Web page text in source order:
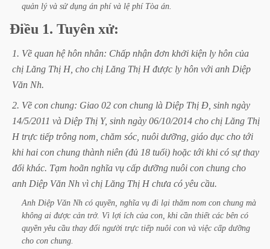
quản lý và sử dụng án phí và lệ phí Tòa án.
Điều 1. Tuyên xử:
1. Về quan hệ hôn nhân: Chấp nhận đơn khởi kiện ly hôn của
chị Lăng Thị H, cho chị Lăng Thị H được ly hôn với anh Diệp
Văn Nh.
2. Về con chung: Giao 02 con chung là Diệp Thị Đ, sinh ngày
14/5/2011 và Diệp Thị Y, sinh ngày 06/10/2014 cho chị Lăng Thị
H trực tiếp trông nom, chăm sóc, nuôi dưỡng, giáo dục cho tới
khi hai con chung thành niên (đủ 18 tuổi) hoặc tới khi có sự thay
đổi khác. Tạm hoãn nghĩa vụ cấp dưỡng nuôi con chung cho
anh Diệp Văn Nh vì chị Lăng Thị H chưa có yêu cầu.
Anh Diệp Văn Nh có quyền, nghĩa vụ đi lại thăm nom con chung mà
không ai được cản trở. Vì lợi ích của con, khi cần thiết các bên có
quyền yêu cầu thay đổi người trực tiếp nuôi con và việc cấp dưỡng
cho con chung.